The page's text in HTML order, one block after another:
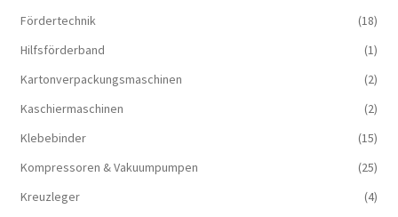
Fördertechnik
(18)
Hilfsförderband
(1)
Kartonverpackungsmaschinen
(2)
Kaschiermaschinen
(2)
Klebebinder
(15)
Kompressoren & Vakuum­pumpen
(25)
Kreuzleger
(4)